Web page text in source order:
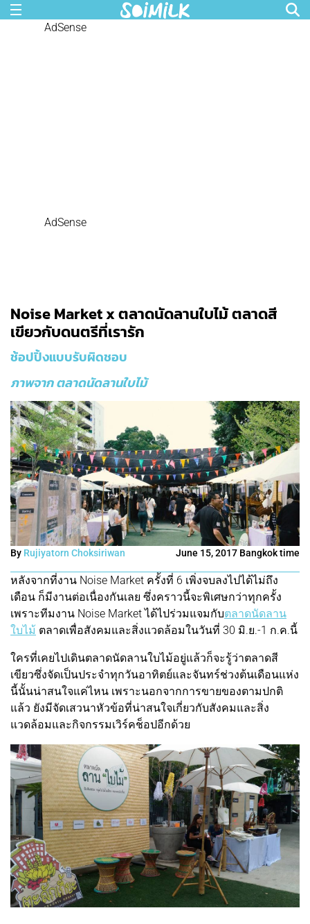
AdSense
AdSense
Noise Market x ตลาดนัดลานใบไม้ ตลาดสี
เขียวกับดนตรีที่เรารัก
ช้อปปิ้งแบบรับผิดชอบ
ภาพจากตลาดนัดลานใบไม้
By Rujiyatorn Choksiriwan June 15, 2017 Bangkok time
หลังจากที่งาน Noise Market ครั้งที่ 6 เพิ่งจบลงไปได้ไม่ถึง
เดือน ก็มีงานต่อเนื่องกันเลย ซึ่งคราวนี้จะพิเศษกว่าทุกครั้ง
เพราะทีมงาน Noise Market ได้ไปร่วมแจมกับตลาดนัดลาน
ใบไม้ ตลาดเพื่อสังคมและสิ่งแวดล้อมในวันที่ 30 มิ.ย.-1 ก.ค.นี้
ใครที่เคยไปเดินตลาดนัดลานใบไม้อยู่แล้วก็จะรู้ว่าตลาดสี
เขียวซึ่งจัดเป็นประจำทุกวันอาทิตย์และจันทร์ช่วงต้นเดือนแห่ง
นี้นั้นน่าสนใจแค่ไหน เพราะนอกจากการขายของตามปกติ
แล้ว ยังมีจัดเสวนาหัวข้อที่น่าสนใจเกี่ยวกับสังคมและสิ่ง
แวดล้อมและกิจกรรมเวิร์คช็อปอีกด้วย